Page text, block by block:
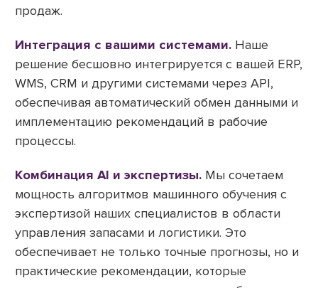
продаж.
Интеграция с вашими системами. Наше
решение бесшовно интегрируется с вашей ERP,
WMS, CRM и другими системами через API,
обеспечивая автоматический обмен данными и
имплементацию рекомендаций в рабочие
процессы.
Комбинация AI и экспертизы. Мы сочетаем
мощность алгоритмов машинного обучения с
экспертизой наших специалистов в области
управления запасами и логистики. Это
обеспечивает не только точные прогнозы, но и
практические рекомендации, которые